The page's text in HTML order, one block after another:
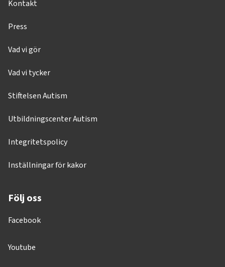
Kontakt
Press
Vad vi gör
Vad vi tycker
Stiftelsen Autism
Utbildningscenter Autism
Integritetspolicy
Inställningar för kakor
Följ oss
Facebook
Youtube